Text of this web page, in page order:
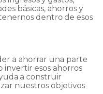
básicas, ahorros y
dentro de esos
a ahorrar una parte
invertir esos ahorros
a construir
nuestros objetivos